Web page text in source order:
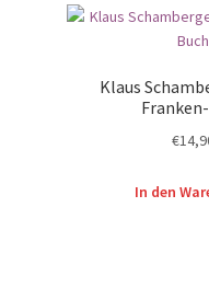
Klaus
€
In den